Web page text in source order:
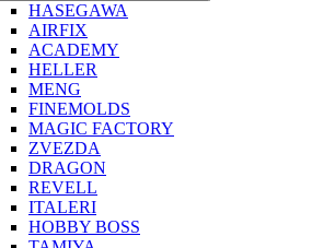
HASEGAWA
AIRFIX
ACADEMY
HELLER
MENG
FINEMOLDS
MAGIC FACTORY
ZVEZDA
DRAGON
REVELL
ITALERI
HOBBY BOSS